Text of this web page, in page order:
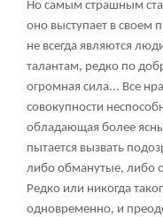
Но самым страшным
оно выступает в своем
не всегда являются
талантам, редко по
огромная сила... Все
совокупности
обладающая более
пытается вызвать
либо обманутые, либо
Редко или никогда
одновременно, и